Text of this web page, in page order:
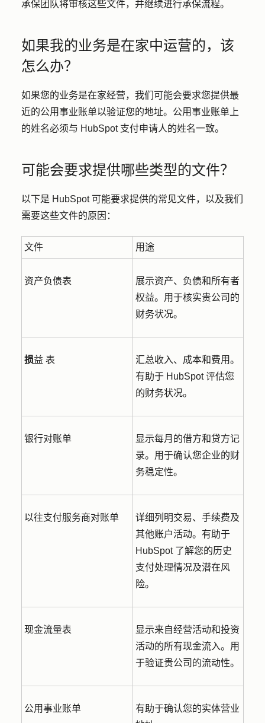
承保团队将审核这些文件，并继续进行承保流程。
如果我的业务是在家中运营的，该
怎么办？
如果您的业务是在家经营，我们可能会要求您提供最
近的公用事业账单以验证您的地址。公用事业账单上
的姓名必须与 HubSpot 支付申请人的姓名一致。
可能会要求提供哪些类型的文件？
以下是 HubSpot 可能要求提供的常见文件，以及我们
需要这些文件的原因：
文件 用途
资产负债表
展示资产、负债和所有者
权益。用于核实贵公司的
财务状况。
损益 表
汇总收入、成本和费用。
有助于 HubSpot 评估您
的财务状况。
银行对账单
显示每月的借方和贷方记
录。用于确认您企业的财
务稳定性。
以往支付服务商对账单
详细列明交易、手续费及
其他账户活动。有助于
HubSpot 了解您的历史
支付处理情况及潜在风
险。
现金流量表
显示来自经营活动和投资
活动的所有现金流入。用
于验证贵公司的流动性。
公用事业账单
有助于确认您的实体营业